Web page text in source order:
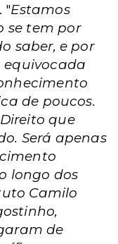
"Estamos
se tem por
saber, e por
equivocada
de poucos.
que
Será apenas
longo dos
Camilo
de